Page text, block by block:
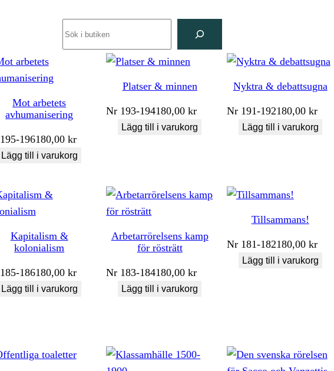
Mot arbetets
avhumanisering
195-196180,00 kr
Lägg till i varukorg
Platser & minnen
Nr 193-194180,00kr
Lägg till i varukorg
Nyktra & debattsugna
Nr 191-192180,00 kr
Lägg till i varukorg
Kapitalism &
kolonialism
185-186180,00 kr
Lägg till i varukorg
Arbetarrörelsens kamp
för rösträtt
Nr 183-184180,00kr
Lägg till i varukorg
Tillsammans!
Nr 181-182180,00 kr
Lägg till i varukorg